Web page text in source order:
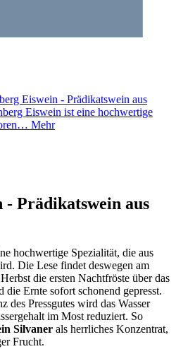
Eiswein - Prädikatswein aus
Eiswein ist eine hochwertige
Mehr
- Prädikatswein aus
hochwertige Spezialität, die aus
Die Lese findet deswegen am
die ersten Nachtfröste über das
Ernte sofort schonend gepresst.
des Pressgutes wird das Wasser
im Most reduziert. So
Silvaner als herrliches Konzentrat,
Frucht.